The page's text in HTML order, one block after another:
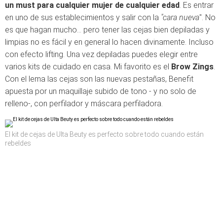
un must para cualquier mujer de cualquier edad. Es entrar
en uno de sus establecimientos y salir con la "cara nueva". No
es que hagan mucho... pero tener las cejas bien depiladas y
limpias no es fácil y en general lo hacen divinamente. Incluso
con efecto lifting. Una vez depiladas puedes elegir entre
varios kits de cuidado en casa. Mi favorito es el Brow Zings.
Con el lema las cejas son las nuevas pestañas, Benefit
apuesta por un maquillaje subido de tono - y no solo de
relleno-, con perfilador y máscara perfiladora.
El kit de cejas de Ulta Beuty es perfecto sobre todo cuando están
rebeldes